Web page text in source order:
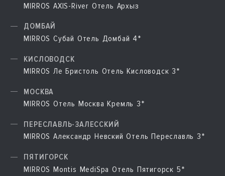
MIRROS AXIS-River Отель Архыз
ДОМБАЙ
MIRROS Субай Отель Домбай 4*
КИСЛОВОДСК
MIRROS Ле Бристоль Отель Кисловодск 3*
МОСКВА
MIRROS Отель Москва Кремль 3*
ПЕРЕСЛАВЛЬ-ЗАЛЕССКИЙ
MIRROS Александр Невский Отель Переславль 3*
ПЯТИГОРСК
MIRROS Montis MediSpa Отель Пятигорск 5*